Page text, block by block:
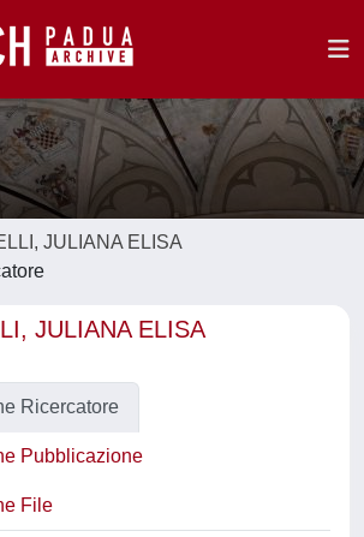
JULIANA ELISA
JULIANA ELISA
Ricercatore
Pubblicazione
File